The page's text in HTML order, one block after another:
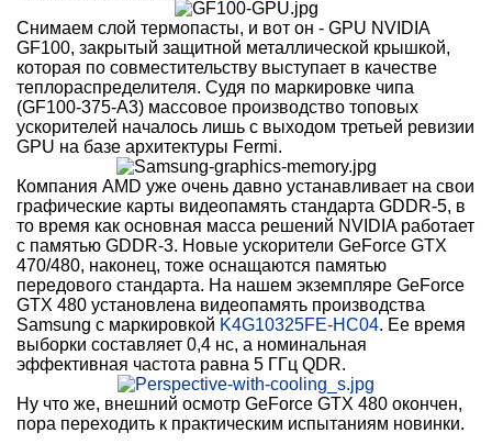
Снимаем слой термопасты, и вот он - GPU NVIDIA
GF100, закрытый защитной металлической крышкой,
которая по совместительству выступает в качестве
теплораспределителя. Судя по маркировке чипа
(GF100-375-A3) массовое производство топовых
ускорителей началось лишь с выходом третьей ревизии
GPU на базе архитектуры Fermi.
Компания AMD уже очень давно устанавливает на свои
графические карты видеопамять стандарта GDDR-5, в
то время как основная масса решений NVIDIA работает
с памятью GDDR-3. Новые ускорители GeForce GTX
470/480, наконец, тоже оснащаются памятью
передового стандарта. На нашем экземпляре GeForce
GTX 480 установлена видеопамять производства
Samsung с маркировкой K4G10325FE-HC04. Ее время
выборки составляет 0,4 нс, а номинальная
эффективная частота равна 5 ГГц QDR.
Ну что же, внешний осмотр GeForce GTX 480 окончен,
пора переходить к практическим испытаниям новинки.